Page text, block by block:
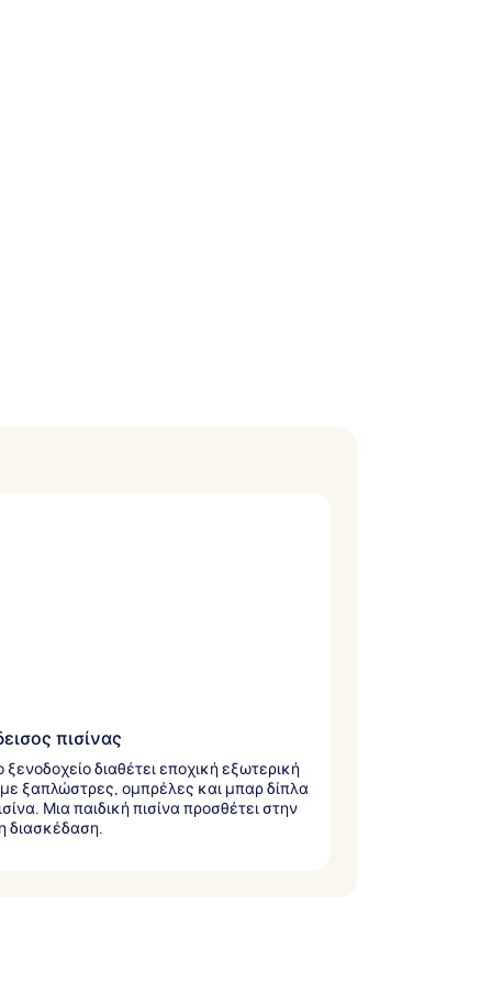
πισίνας
ξενοδοχείο διαθέτει εποχική εξωτερική
με ξαπλώστρες, ομπρέλες και μπαρ δίπλα
Μια παιδική πισίνα προσθέτει στην
διασκέδαση.